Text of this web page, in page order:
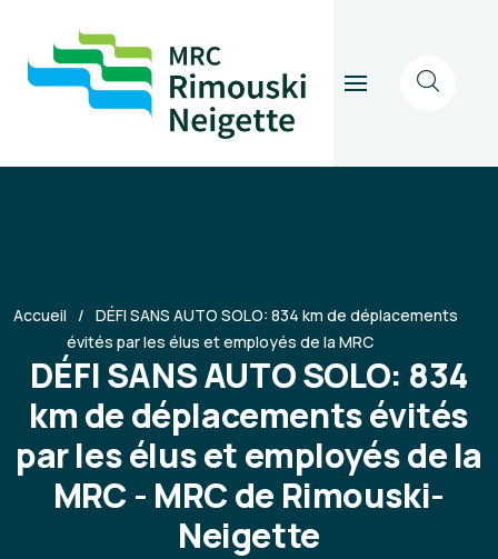
Accueil
DÉFI SANS AUTO SOLO: 834 km de déplacements
évités par les élus et employés de la MRC
DÉFI SANS AUTO SOLO: 834
km de déplacements évités
par les élus et employés de la
MRC - MRC de Rimouski-
Neigette